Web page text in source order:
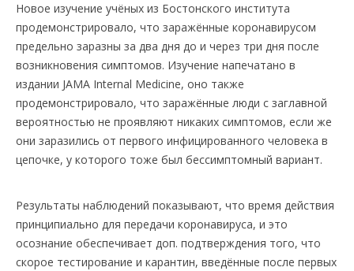
Новое изучение учёных из Бостонского института
продемонстрировало, что заражённые коронавирусом
предельно заразны за два дня до и через три дня после
возникновения симптомов. Изучение напечатано в
издании JAMA Internal Medicine, оно также
продемонстрировало, что заражённые люди с заглавной
вероятностью не проявляют никаких симптомов, если же
они заразились от первого инфицированного человека в
цепочке, у которого тоже был бессимптомный вариант.
Результаты наблюдений показывают, что время действия
принципиально для передачи коронавируса, и это
осознание обеспечивает доп. подтверждения того, что
скорое тестирование и карантин, введённые после первых